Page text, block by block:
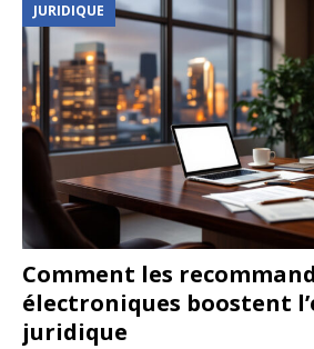
JURIDIQUE
Comment les
électroniques boostent
juridique